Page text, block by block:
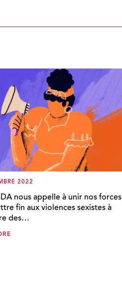
2022
nous appelle à unir nos forces
fin aux violences sexistes à
des…